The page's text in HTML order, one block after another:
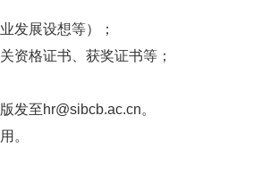
发展设想等）；
资格证书、获奖证书等；
发至hr@sibcb.ac.cn。
。